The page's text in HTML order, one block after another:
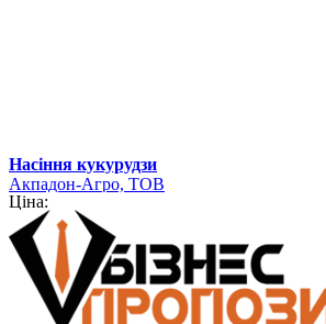
Насіння кукурудзи
Акпадон-Агро, ТОВ
Ціна: